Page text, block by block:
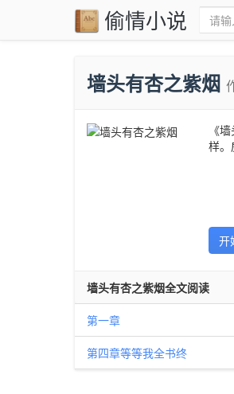
偷情小说
墙头有杏之紫烟
《
样。
开
墙头有杏之紫烟全文阅读
第一章
第四章等等我全书终